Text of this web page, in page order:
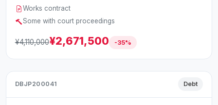
Works contract
Some with court proceedings
¥4,110,000¥2,671,500 -35%
DBJP200041 Debt